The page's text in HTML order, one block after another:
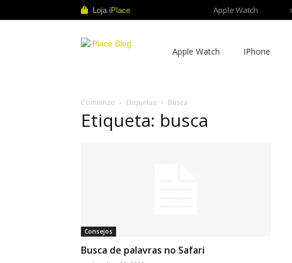
Loja iPlace Apple Watch
Apple Watch IPhone
Comienzo Etiquetas Busca
Etiqueta: busca
Consejos
Busca de palavras no Safari